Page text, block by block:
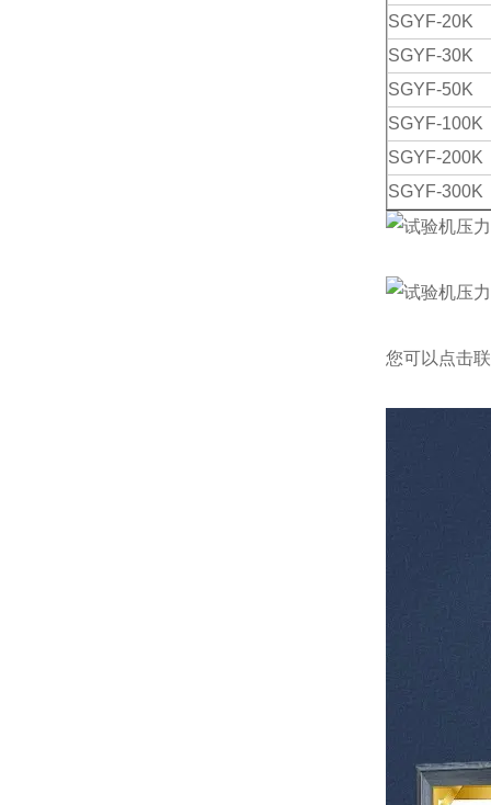
SGYF-20K
SGYF-30K
SGYF-50K
SGYF-100K
SGYF-200K
SGYF-300K
您可以点击